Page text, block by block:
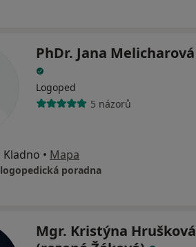
PhDr. Jana Melicharová
Logoped
5 názorů
Kladno • Mapa
poradna
Mgr. Kristýna Hrušková